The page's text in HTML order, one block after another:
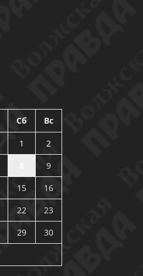
Сб Вс
1
2
9
15
16
22
23
29
30